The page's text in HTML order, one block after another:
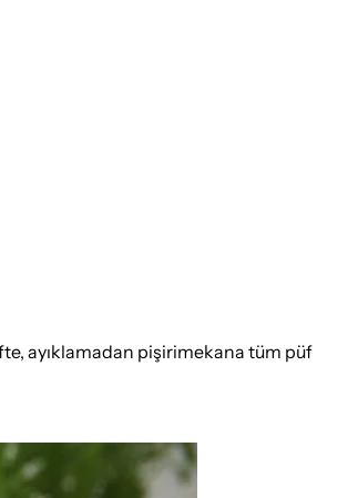
ayıklamadan pişirimekana tüm püf